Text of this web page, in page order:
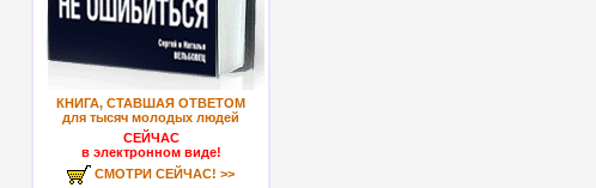
КНИГА, СТАВШАЯ ОТВЕТОМ
для тысяч молодых людей
СЕЙЧАС
в электронном виде!
СМОТРИ СЕЙЧАС! >>